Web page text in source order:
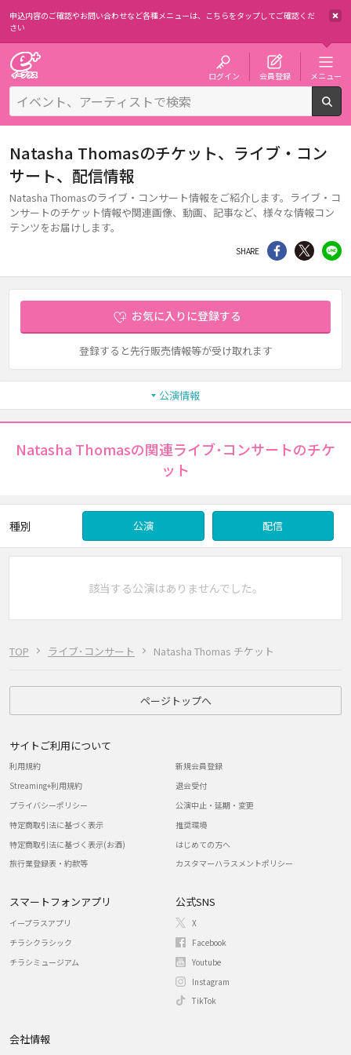
申込内容のご確認やお問い合わせなど各種メニューは、 こちらをタップしてご確認くだ
さい
ログイン 会員登録 メニュー
TOP ライブ･コンサート Natasha Thomas チケット
Natasha Thomasのチケット、ライブ・コン
サート、配信情報
Natasha Thomasのライブ・コンサート情報をご紹介します。ライブ・コ
ンサートのチケット情報や関連画像、動画、記事など、様々な情報コン
テンツをお届けします。
SHARE シェア Twitter
お気に入りに登録する
登録すると先行販売情報等が受け取れます
公演情報
Natasha Thomasの関連ライブ･コンサートのチケ
ット
種別 公演 配信
該当する公演はありませんでした。
ページトップへ
サイトご利用について
利用規約
Streaming+利用規約
プライバシーポリシー
特定商取引法に基づく表示
特定商取引法に基づく表示(お酒)
旅行業登録表・約款等
新規会員登録
退会受付
公演中止・延期・変更
推奨環境
はじめての方へ
カスタマーハラスメントポリシー
スマートフォンアプリ
イープラスアプリ
チラシクラシック
チラシミュージアム
公式SNS
X
Facebook
Youtube
Instagram
TikTok
会社情報